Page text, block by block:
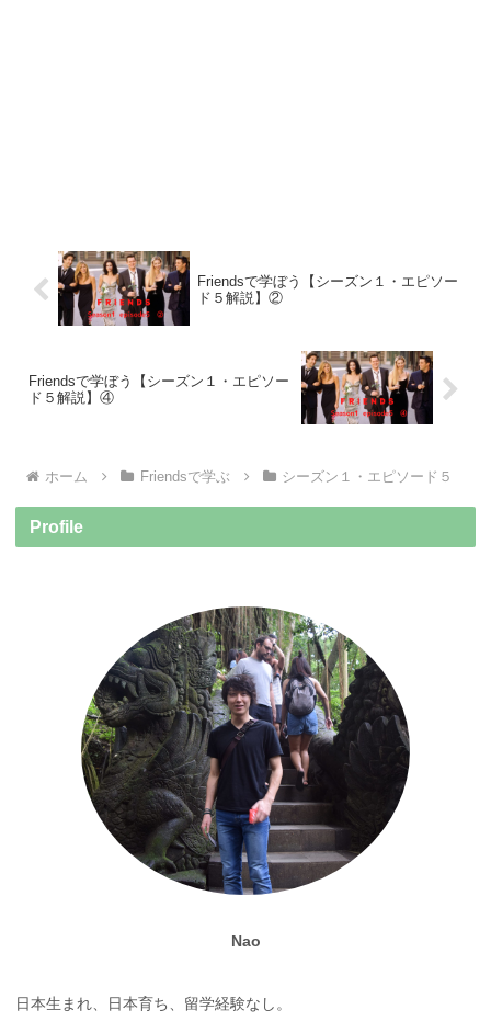
Friendsで学ぼう【シーズン１・エピソー
ド５解説】②
Friendsで学ぼう【シーズン１・エピソー
ド５解説】④
ホーム Friendsで学ぶ シーズン１・エピソード５
Profile
Nao
日本生まれ、日本育ち、留学経験なし。